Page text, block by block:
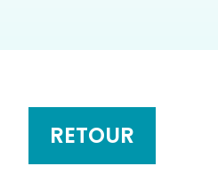
RETOUR